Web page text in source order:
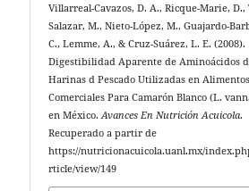
Villarreal-Cavazos, D. A., Ricque-Marie, D.,
Salazar, M., Nieto-López, M., Guajardo-
C., Lemme, A., & Cruz-Suárez, L. E. (2008).
Digestibilidad Aparente de Aminoácidos
Harinas d Pescado Utilizadas en Alimentos
Comerciales Para Camarón Blanco (L.
en México.Avances En Nutrición Acuicola.
Recuperado a partir de
https://nutricionacuicola.uanl.mx/
rticle/view/149